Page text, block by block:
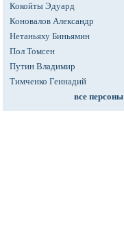
Кокойты Эдуард
Коновалов Александр
Нетаньяху Биньямин
Пол Томсен
Путин Владимир
Тимченко Геннадий
все персоны